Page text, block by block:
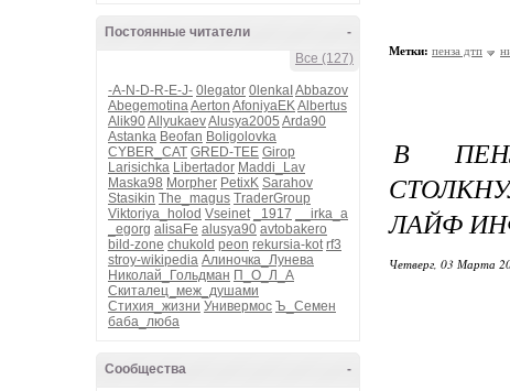
-
Постоянные читатели
Все (127)
-A-N-D-R-E-J- 0legator 0lenkaI Abbazov
AbegemotinaAerton AfoniyaEKAlbertus
Alik90AllyukaevAlusya2005 Arda90
Astanka Beofan Boligolovka
CYBER_CAT GRED-TEE Girop
Larisichka Libertador Maddi_Lav
Maska98 Morpher PetixK Sarahov
Stasikin The_magus TraderGroup
Viktoriya_holod Vseinet _1917
__irka_a
_egorg alisaFe alusya90 avtobakero
bild-zone chukold peon rekursia-kot rf3
stroy-wikipedia Алиночка_Лунева
Николай_Гольдман П_О_Л_А
Скиталец_меж_душами
Стихия_жизни Универмос Ъ_Семен
баба_люба
-
Сообщества
Метки: пенза дтп
В
ЛАЙФ
Четверг, 03 Марта